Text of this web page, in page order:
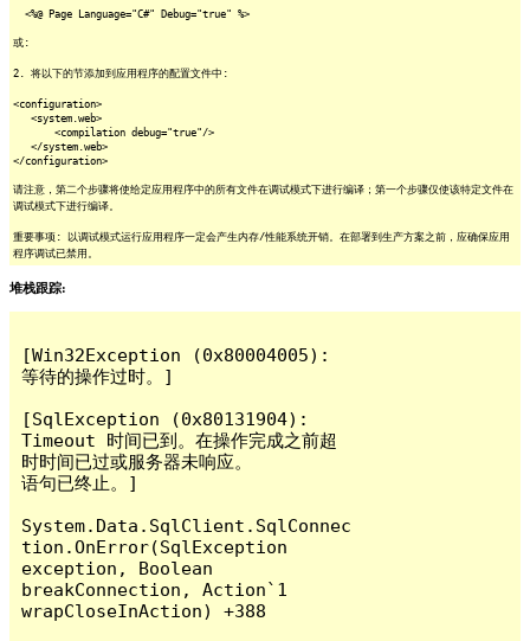
<%@ Page Language="C#" Debug="true" %>
或:
2. 将以下的节添加到应用程序的配置文件中:
<configuration>
<system.web>
<compilation debug="true"/>
</system.web>
</configuration>
请注意，第二个步骤将使给定应用程序中的所有文件在调试模式下进行编译；第一个步骤仅使该特定文件在
调试模式下进行编译。
重要事项: 以调试模式运行应用程序一定会产生内存/性能系统开销。在部署到生产方案之前，应确保应用
程序调试已禁用。
堆栈跟踪:
[Win32Exception (0x80004005):
等待的操作过时。]
[SqlException (0x80131904):
Timeout 时间已到。在操作完成之前超
时时间已过或服务器未响应。
语句已终止。]
System.Data.SqlClient.SqlConnec
tion.OnError(SqlException
exception, Boolean
breakConnection, Action`1
wrapCloseInAction) +388